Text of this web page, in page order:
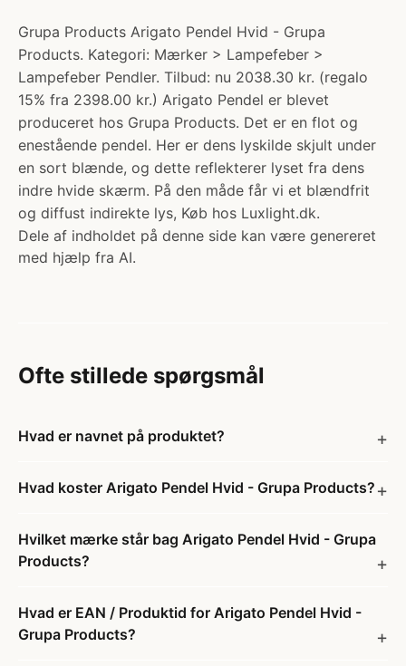
Grupa Products Arigato Pendel Hvid - Grupa
Products. Kategori: Mærker > Lampefeber >
Lampefeber Pendler. Tilbud: nu 2038.30 kr. (regalo
15% fra 2398.00 kr.) Arigato Pendel er blevet
produceret hos Grupa Products. Det er en flot og
enestående pendel. Her er dens lyskilde skjult under
en sort blænde, og dette reflekterer lyset fra dens
indre hvide skærm. På den måde får vi et blændfrit
og diffust indirekte lys, Køb hos Luxlight.dk.
Dele af indholdet på denne side kan være genereret
med hjælp fra AI.
Ofte stillede spørgsmål
Hvad er navnet på produktet?
Hvad koster Arigato Pendel Hvid - Grupa Products?
Hvilket mærke står bag Arigato Pendel Hvid - Grupa
Products?
Hvad er EAN / Produktid for Arigato Pendel Hvid -
Grupa Products?